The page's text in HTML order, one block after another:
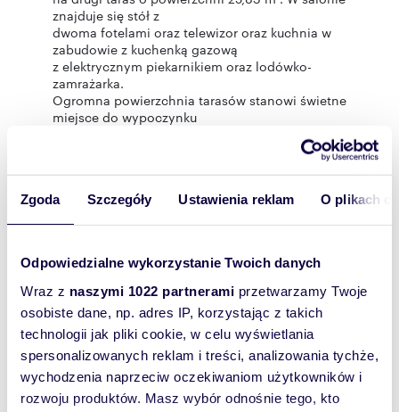
Zgoda Szczegóły Ustawienia reklam O plikach
Odpowiedzialne wykorzystanie Twoich danych
Wraz z naszymi 1022 partnerami przetwarzamy Twoje
osobiste dane, np. adres IP, korzystając z takich
technologii jak pliki cookie, w celu wyświetlania
spersonalizowanych reklam i treści, analizowania tychże,
wychodzenia naprzeciw oczekiwaniom użytkowników i
rozwoju produktów. Masz wybór odnośnie tego, kto
znajduje się stół z
dwoma fotelami oraz telewizor oraz kuchnia w
zabudowie z kuchenką gazową
z elektrycznym piekarnikiem oraz lodówko-
zamrażarka.
Ogromna powierzchnia tarasów stanowi świetne
miejsce do wypoczynku
Łazienka o powierzchni 4,70 m² wyposażona w
lustrem oraz szafkami
na garderobę z lustrem.
Miejsce postojowe naziemne monitorowane
całodobowe w najbliższej okolicy
na życzenie 180 zł .
Wykończenie Pomieszczeń i zabezpieczenia
Mieszkanie odświeżone. We wszystkich
pokojach są panele podłogowe, a
kuchnia i łazienka wykończone są w terakocie. W
mieszkaniu jest